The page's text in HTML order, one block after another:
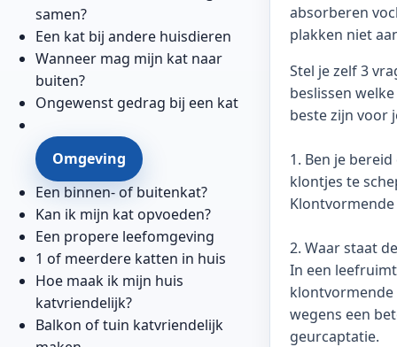
samen?
Een kat bij andere huisdieren
Wanneer mag mijn kat naar
buiten?
Ongewenst gedrag bij een kat
Omgeving
Een binnen- of buitenkat?
Kan ik mijn kat opvoeden?
Een propere leefomgeving
1 of meerdere katten in huis
Hoe maak ik mijn huis
katvriendelijk?
Balkon of tuin katvriendelijk
absorberen
plakken niet
Stel je zelf 3
beslissen
beste zijn voor
1. Ben je
klontjes te
2. Waar staat
In een
wegens een
geurcaptatie.